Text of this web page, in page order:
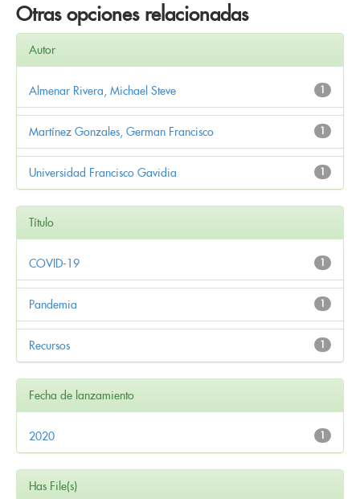
Otras opciones relacionadas
Autor
1
Almenar Rivera, Michael Steve
1
Martínez Gonzales, German Francisco
1
Universidad Francisco Gavidia
Título
1
COVID-19
1
Pandemia
1
Recursos
Fecha de lanzamiento
1
2020
Has File(s)